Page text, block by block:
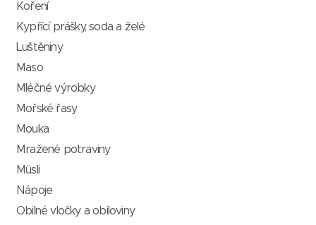
Koření
Kypřící prášky, soda a želé
Luštěniny
Maso
Mléčné výrobky
Mořské řasy
Mouka
Mražené potraviny
Müsli
Nápoje
Obilné vločky a obiloviny